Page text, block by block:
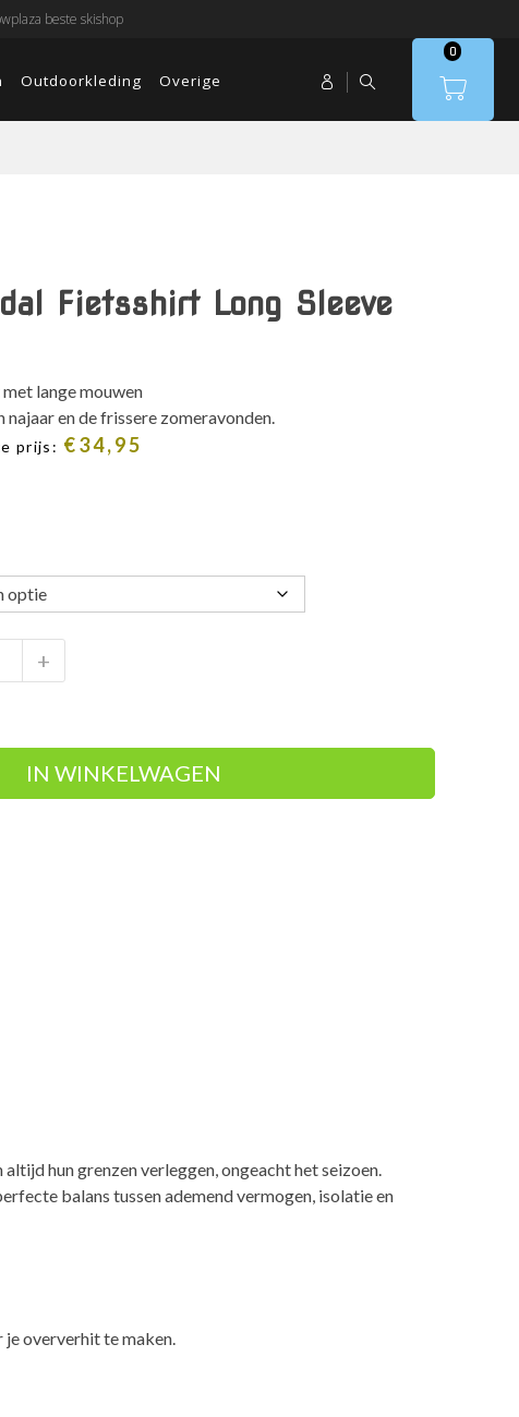
beste skishop
Outdoorkleding Overige
0
Fietsshirt Long Sleeve
lange mouwen
najaar en de frissere zomeravonden.
prijs: €34,95
+
IN WINKELWAGEN
hun grenzen verleggen, ongeacht het seizoen.
balans tussen ademend vermogen, isolatie en
oververhit te maken.